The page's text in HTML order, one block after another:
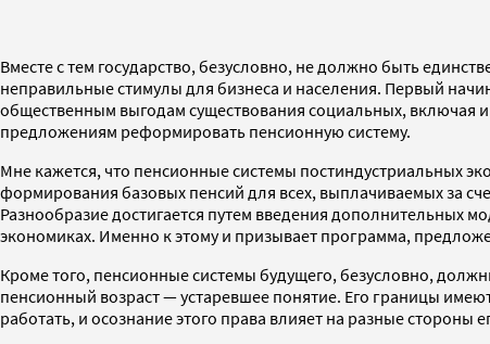
Вместе с тем государство, безусловно, не должно быть
неправильные стимулы для бизнеса и населения. Первый
общественным выгодам существования социальных, включая
предложениям реформировать пенсионную систему.
Мне кажется, что пенсионные системы постиндустриальных
формирования базовых пенсий для всех, выплачиваемых за
Разнообразие достигается путем введения дополнительных
экономиках. Именно к этому и призывает программа,
Кроме того, пенсионные системы будущего, безусловно,
пенсионный возраст — устаревшее понятие. Его границы
работать, и осознание этого права влияет на разные стороны